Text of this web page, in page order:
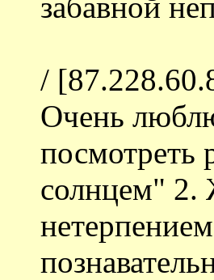
/
Очень
посмотреть
солнцем" 2.